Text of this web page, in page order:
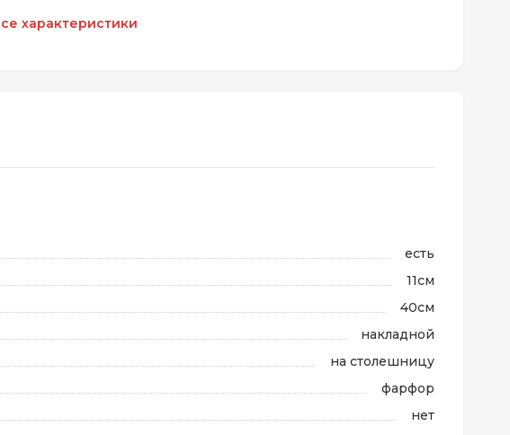
характеристики
есть
11см
40см
накладной
на столешницу
фарфор
нет